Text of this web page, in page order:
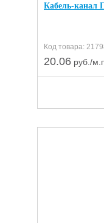
Кабель-канал
Код товара:
20.06 руб./